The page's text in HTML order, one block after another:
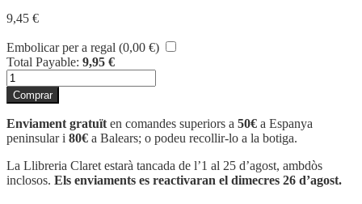
9,45 €
Embolicar per a regal (0,00 €)
Total Payable: 9,95 €
quantitat
de
REVOLUCIÓN
(CAMPAÑA
EDICIÓN
LIMITADA)
Comprar
Enviament gratuït en comandes superiors a 50€ a Espanya
peninsular i 80€ a Balears; o podeu recollir-lo a la botiga.
La Llibreria Claret estarà tancada de l’1 al 25 d’agost, ambdòs
inclosos. Els enviaments es reactivaran el dimecres 26 d’agost.